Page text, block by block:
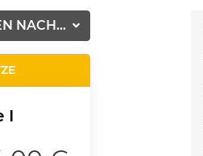
NACH...
I